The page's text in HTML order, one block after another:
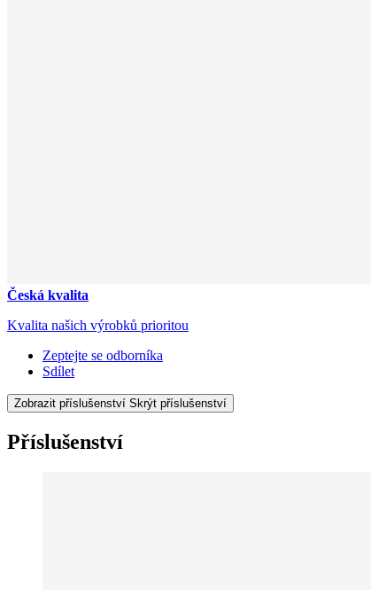
Česká kvalita
Kvalita našich výrobků prioritou
Zeptejte se odborníka
Sdílet
Zobrazit příslušenství Skrýt příslušenství
Příslušenství